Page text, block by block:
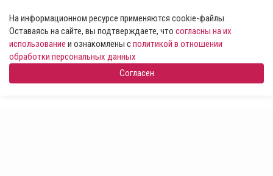
На информационном ресурсе применяются cookie-файлы .
Оставаясь на сайте, вы подтверждаете, что согласны на их
использование и ознакомлены сполитикой в отношении
обработки персональных данных
Согласен